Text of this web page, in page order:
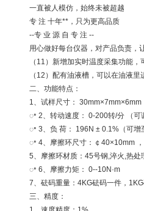
一直被人模仿，始终未被超越
专 注 十年**，只为更高品质
--专 业 源 自 专 注 --
用心做好每台仪器，对产品负责，
（11）新增加实时温度采集功能
（12）配有油液槽，可以在油液里
二、功能特点：
1、试样尺寸： 30mm×7mm×6mm
ꢀ 2、转动速度： 0-200转/分 （可
ꢀ 3、负 荷： 196N ± 0.1%（可增
ꢀ 4、摩擦环尺寸：￠40×10mm
5、摩擦环材质：45号钢,淬火,热
ꢀ 6、摩擦力矩： 0--10N·m
7、砝码重量：4KG砝码一件，
三、精度：